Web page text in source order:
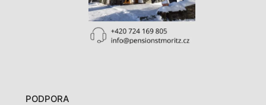
PODPORA